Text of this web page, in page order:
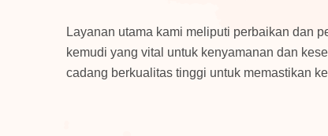
Layanan utama kami meliputi perbaikan dan
kemudi yang vital untuk kenyamanan dan
cadang berkualitas tinggi untuk memastikan